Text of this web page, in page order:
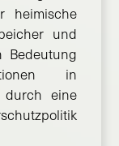
heimische
und
Bedeutung
in
durch eine